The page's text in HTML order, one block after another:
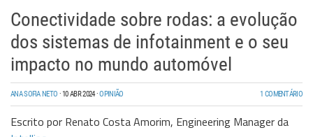
Networking
Segurança
High Tech
Hosting/Cloud
Conectividade sobre rodas: a evolução
dos sistemas de infotainment e o seu
impacto no mundo automóvel
ANA SOFIA NETO ·10 ABR 2024·OPINIÃO 1 COMENTÁRIO
Escrito por Renato Costa Amorim, Engineering Manager da